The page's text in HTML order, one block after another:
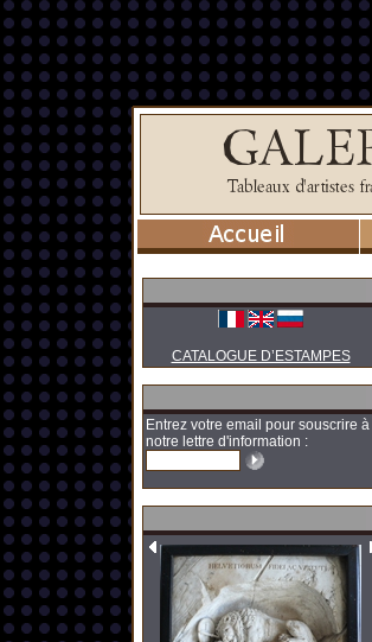
CATALOGUE D’ESTAMPES
Entrez votre email pour souscrire à
notre lettre d'information :